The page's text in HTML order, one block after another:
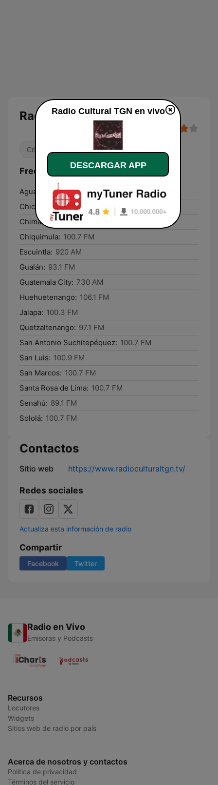
Radio Cultural TGN
Cristiana
Frecuencias Radio Cultural TGN:
Aguacatán: 94.9 FM
Chichicastenango:
104.7 FM
Chimaltenango: 100.3 FM
Chiquimula: 100.7 FM
Escuintla: 920 AM
Gualán: 93.1 FM
Guatemala City: 730 AM
Huehuetenango: 106.1 FM
Jalapa: 100.3 FM
Quetzaltenango: 97.1 FM
San Antonio Suchitepéquez: 100.7 FM
San Luis: 100.9 FM
San Marcos: 100.7 FM
Santa Rosa de Lima: 100.7 FM
Senahú: 89.1 FM
Sololá: 100.7 FM
Contactos
Sitio web https://www.radioculturaltgn.tv/
Redes sociales
Actualiza esta información de radio
Compartir
Facebook Twitter
Radio en Vivo
Emisoras y Podcasts
Recursos
Locutores
Widgets
Sitios web de radio por país
Acerca de nosotros y contactos
Política de privacidad
Términos del servicio
Radio Cultural TGN en vivo
DESCARGAR APP